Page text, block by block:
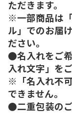
ただきます。
※一部商品は
ル」でのお届
ださい。
●名入れをご
入れ文字」を
※「名入れ不
できません。
●二重包装のご